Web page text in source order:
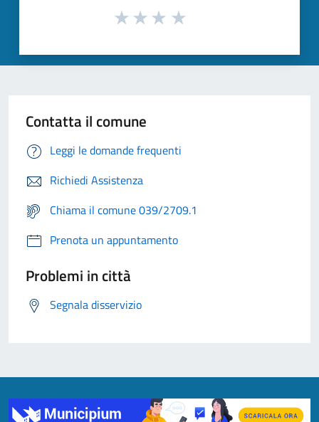
Contatta il comune
Leggi le domande frequenti
Richiedi Assistenza
Chiama il comune 039/2709.1
Prenota un appuntamento
Problemi in città
Segnala disservizio